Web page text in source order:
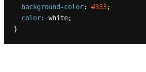
background-color: #333;
color: white;